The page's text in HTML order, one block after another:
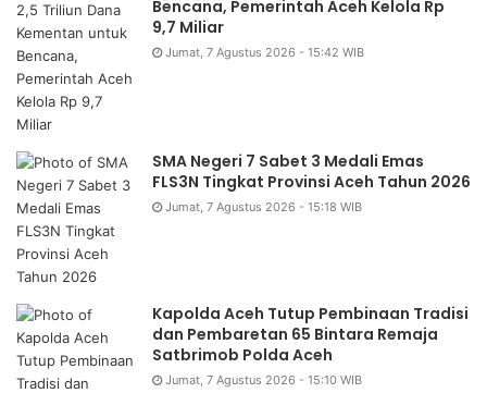
Bencana, Pemerintah Aceh Kelola Rp
9,7 Miliar
Jumat, 7 Agustus 2026 - 15:42 WIB
SMA Negeri 7 Sabet 3 Medali Emas
FLS3N Tingkat Provinsi Aceh Tahun 2026
Jumat, 7 Agustus 2026 - 15:18 WIB
Kapolda Aceh Tutup Pembinaan Tradisi
dan Pembaretan 65 Bintara Remaja
Satbrimob Polda Aceh
Jumat, 7 Agustus 2026 - 15:10 WIB